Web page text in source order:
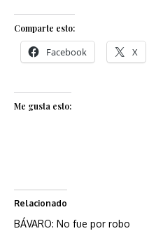
Comparte esto:
Facebook X
Me gusta esto:
Relacionado
BÁVARO: No fue por robo